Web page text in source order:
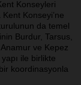
Konseyleri
Konseyi’ne
da temel
Burdur, Tarsus,
ve Kepez
ile birlikte
koordinasyonla